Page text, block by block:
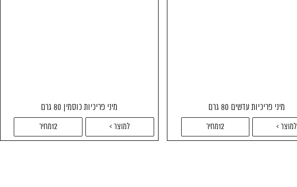
מיני פריכיות עדשים 80 גרם
למוצר > 12מחיר
מיני פריכיות כוסמין 80 גרם
למוצר > 12מחיר